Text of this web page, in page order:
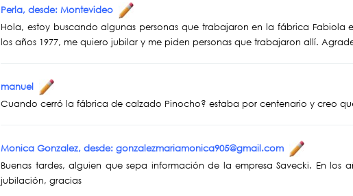
Perla, desde: Montevideo
Hola, estoy buscando algunas personas que trabajaron en la fábrica
los años 1977, me quiero jubilar y me piden personas que trabajaron allí.
manuel
Cuando cerró la fábrica de calzado Pinocho? estaba por centenario y creo
Monica Gonzalez, desde: gonzalezmariamonica905@gmail.com
Buenas tardes, alguien que sepa información de la empresa Savecki. En los
jubilación, gracias